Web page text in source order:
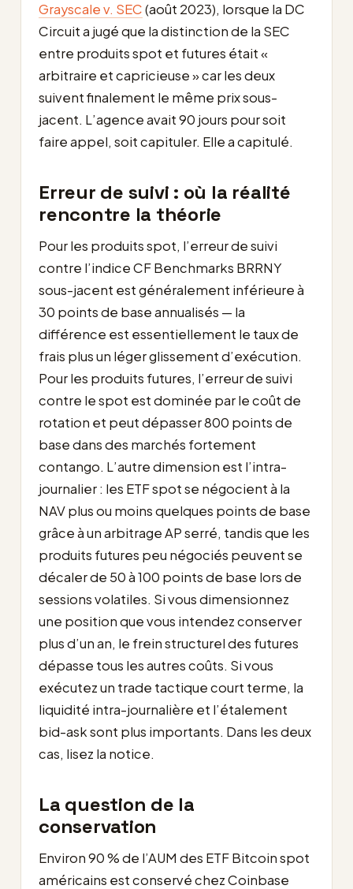
Grayscale v. SEC(août 2023), lorsque la DC
Circuit a jugé que la distinction de la SEC
entre produits spot et futures était «
arbitraire et capricieuse » car les deux
suivent finalement le même prix sous-
jacent. L’agence avait 90 jours pour soit
faire appel, soit capituler. Elle a capitulé.
Erreur de suivi : où la réalité
rencontre la théorie
Pour les produits spot, l’erreur de suivi
contre l’indice CF Benchmarks BRRNY
sous-jacent est généralement inférieure à
30 points de base annualisés — la
différence est essentiellement le taux de
frais plus un léger glissement d’exécution.
Pour les produits futures, l’erreur de suivi
contre le spot est dominée par le coût de
rotation et peut dépasser 800 points de
base dans des marchés fortement
contango. L’autre dimension est l’intra-
journalier : les ETF spot se négocient à la
NAV plus ou moins quelques points de base
grâce à un arbitrage AP serré, tandis que les
produits futures peu négociés peuvent se
décaler de 50 à 100 points de base lors de
sessions volatiles. Si vous dimensionnez
une position que vous intendez conserver
plus d’un an, le frein structurel des futures
dépasse tous les autres coûts. Si vous
exécutez un trade tactique court terme, la
liquidité intra-journalière et l’étalement
bid-ask sont plus importants. Dans les deux
cas, lisez la notice.
La question de la
conservation
Environ 90 % de l’AUM des ETF Bitcoin spot
américains est conservé chez Coinbase